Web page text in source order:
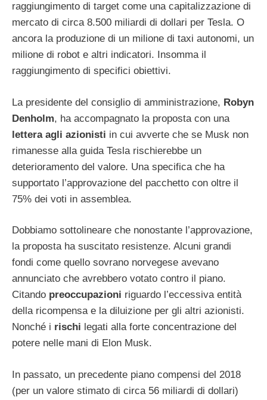
raggiungimento di target come una capitalizzazione di
mercato di circa 8.500 miliardi di dollari per Tesla. O
ancora la produzione di un milione di taxi autonomi, un
milione di robot e altri indicatori. Insomma il
raggiungimento di specifici obiettivi.
La presidente del consiglio di amministrazione, Robyn
Denholm, ha accompagnato la proposta con una
lettera agli azionisti in cui avverte che se Musk non
rimanesse alla guida Tesla rischierebbe un
deterioramento del valore. Una specifica che ha
supportato l’approvazione del pacchetto con oltre il
75% dei voti in assemblea.
Dobbiamo sottolineare che nonostante l’approvazione,
la proposta ha suscitato resistenze. Alcuni grandi
fondi come quello sovrano norvegese avevano
annunciato che avrebbero votato contro il piano.
Citando preoccupazioni riguardo l’eccessiva entità
della ricompensa e la diluizione per gli altri azionisti.
Nonché i rischi legati alla forte concentrazione del
potere nelle mani di Elon Musk.
In passato, un precedente piano compensi del 2018
(per un valore stimato di circa 56 miliardi di dollari)